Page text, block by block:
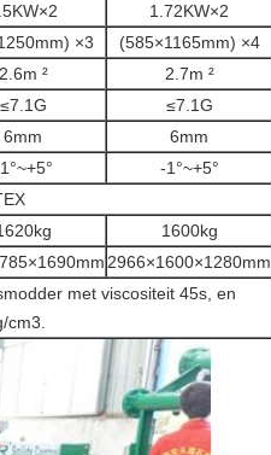
1.72KW×2
×3
(585×1165mm) ×4
2.6m ²
2.7m ²
≤7.1G
≤7.1G
6mm
6mm
-1°~+5°
1600kg
2966×1600×1280mm
met viscositeit 45s, en
cm3.